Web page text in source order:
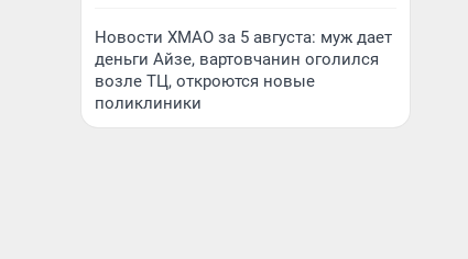
Новости ХМАО за 5 августа: муж дает
деньги Айзе, вартовчанин оголился
возле ТЦ, откроются новые
поликлиники